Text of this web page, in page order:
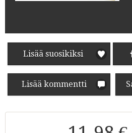
Lisää suosikiksi
Lisää kommentti